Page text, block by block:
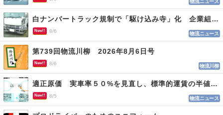
物流ニュース
白ナンバートラック規制で「駆け込み寺」化 企業組合が入会基準を見直しへ
New!! 8/6 物流ニュース
第739回物流川柳 2026年8月6日号
New!! 8/6 物流川柳
適正原価 実車率５０%を見直し、標準的運賃の半値の恐れも
New!! 8/5 物流ニュース